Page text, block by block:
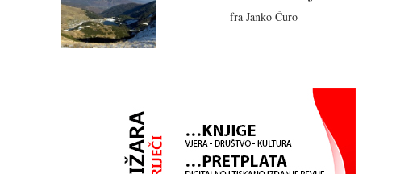
fra Janko Ćuro